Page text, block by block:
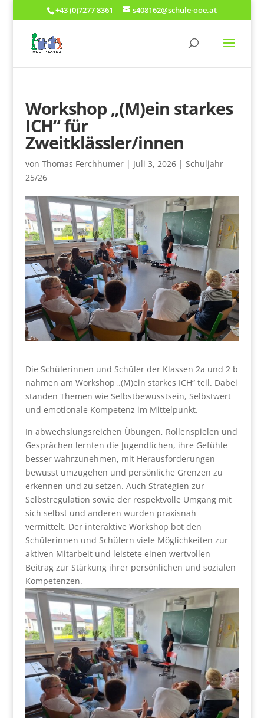
+43 (0)7277 8361 s408162@schule-ooe.at
Workshop „(M)ein starkes
ICH“ für
Zweitklässler/innen
von Thomas Ferchhumer| Juli 3, 2026| Schuljahr
25/26
Die Schülerinnen und Schüler der Klassen 2a und 2 b
nahmen am Workshop „(M)ein starkes ICH“ teil. Dabei
standen Themen wie Selbstbewusstsein, Selbstwert
und emotionale Kompetenz im Mittelpunkt.
In abwechslungsreichen Übungen, Rollenspielen und
Gesprächen lernten die Jugendlichen, ihre Gefühle
besser wahrzunehmen, mit Herausforderungen
bewusst umzugehen und persönliche Grenzen zu
erkennen und zu setzen. Auch Strategien zur
Selbstregulation sowie der respektvolle Umgang mit
sich selbst und anderen wurden praxisnah
vermittelt. Der interaktive Workshop bot den
Schülerinnen und Schülern viele Möglichkeiten zur
aktiven Mitarbeit und leistete einen wertvollen
Beitrag zur Stärkung ihrer persönlichen und sozialen
Kompetenzen.